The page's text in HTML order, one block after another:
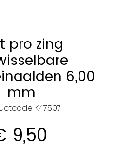
pro zing
6,00
mm
K47507
9,50